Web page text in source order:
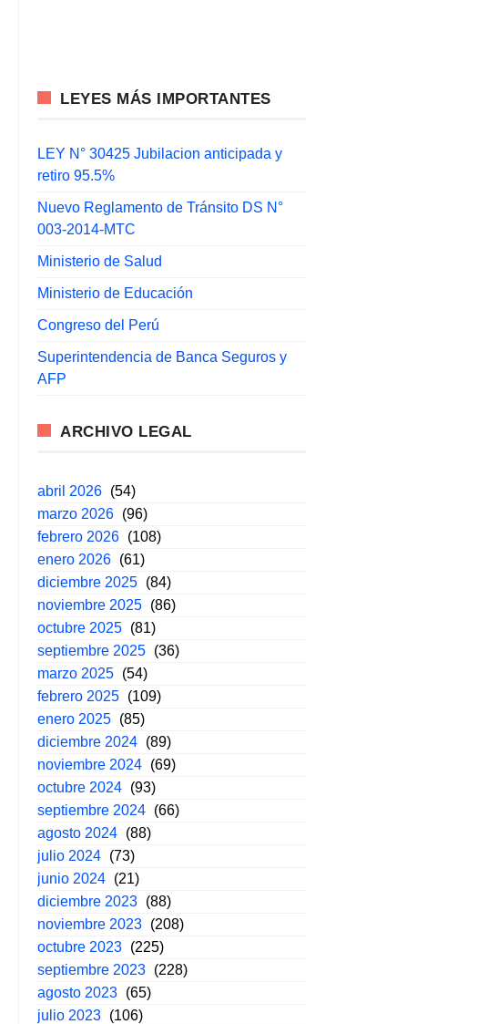
LEYES MÁS IMPORTANTES
LEY N° 30425 Jubilacion anticipada y
retiro 95.5%
Nuevo Reglamento de Tránsito DS N°
003-2014-MTC
Ministerio de Salud
Ministerio de Educación
Congreso del Perú
Superintendencia de Banca Seguros y
AFP
ARCHIVO LEGAL
abril 2026 (54)
marzo 2026 (96)
febrero 2026 (108)
enero 2026 (61)
diciembre 2025 (84)
noviembre 2025 (86)
octubre 2025 (81)
septiembre 2025 (36)
marzo 2025 (54)
febrero 2025 (109)
enero 2025 (85)
diciembre 2024 (89)
noviembre 2024 (69)
octubre 2024 (93)
septiembre 2024 (66)
agosto 2024 (88)
julio 2024 (73)
junio 2024 (21)
diciembre 2023 (88)
noviembre 2023 (208)
octubre 2023 (225)
septiembre 2023 (228)
agosto 2023 (65)
julio 2023 (106)